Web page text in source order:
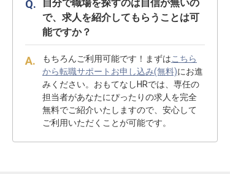
自分で職場を探すのは自信が無いの
で、求人を紹介してもらうことは可
能ですか？
もちろんご利用可能です！まずはこちら
から転職サポートお申し込み(無料)にお進
みください。おもてなしHRでは、専任の
担当者があなたにぴったりの求人を完全
無料でご紹介いたしますので、安心して
ご利用いただくことが可能です。